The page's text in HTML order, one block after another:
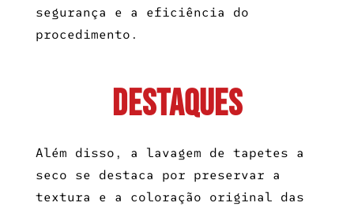
segurança e a eficiência do
procedimento.
Destaques
Além disso, a lavagem de tapetes a
seco se destaca por preservar a
textura e a coloração original das